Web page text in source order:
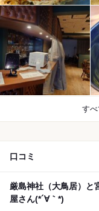
すべ
口コミ
厳島神社（大鳥居）と
屋さん(*´∀｀*)